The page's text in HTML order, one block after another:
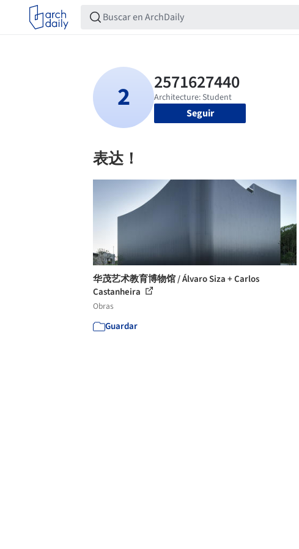
Seguir
表达！
华茂艺术教育博物馆 / Álvaro Siza + Carlos
Castanheira
Obras
Guardar